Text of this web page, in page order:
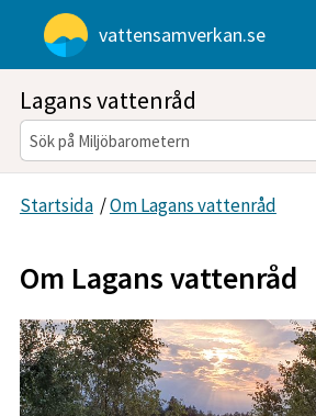
Gå direkt till sidans innehåll
vattensamverkan.se
Lagans vattenråd
Startsida /Om Lagans vattenråd
Om Lagans vattenråd